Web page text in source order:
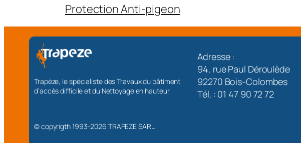
Protection Anti-pigeon
Trapèze, le spécialiste des Travaux du bâtiment
d’accès difficile et du Nettoyage en hauteur
Adresse :
94, rue Paul Déroulède
92270 Bois-Colombes
Tél. : 01 47 90 72 72
© copyrigth 1993-2026 TRAPEZE SARL